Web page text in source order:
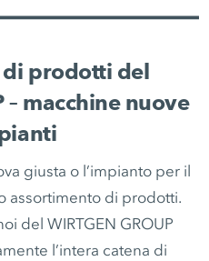
prodotti del
– macchine nuove
giusta o l’impianto per il
assortimento di prodotti.
del WIRTGEN GROUP
l’intera catena di